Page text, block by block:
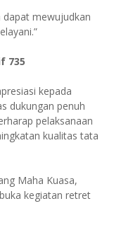
dapat mewujudkan
735
kepada
dukungan penuh
pelaksanaan
kualitas tata
Maha Kuasa,
kegiatan retret